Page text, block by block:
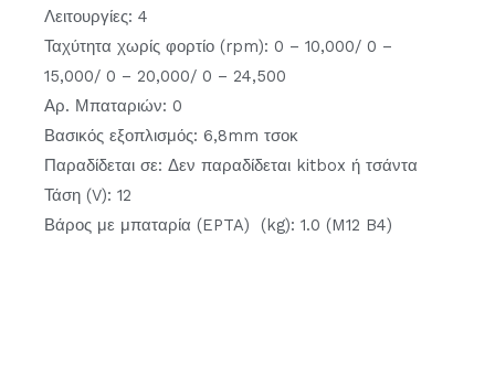
Λειτουργίες: 4
Ταχύτητα χωρίς φορτίο (rpm): 0 – 10,000/ 0 –
15,000/ 0 – 20,000/ 0 – 24,500
Αρ. Μπαταριών: 0
Βασικός εξοπλισμός: 6,8mm τσοκ
Παραδίδεται σε: Δεν παραδίδεται kitbox ή τσάντα
Τάση (V): 12
Βάρος με μπαταρία (EPTA) (kg): 1.0 (M12 B4)